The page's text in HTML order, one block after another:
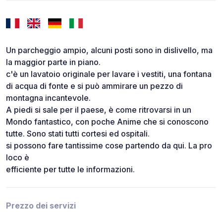
Un parcheggio ampio, alcuni posti sono in dislivello, ma
la maggior parte in piano.
c'è un lavatoio originale per lavare i vestiti, una fontana
di acqua di fonte e si può ammirare un pezzo di
montagna incantevole.
A piedi si sale per il paese, è come ritrovarsi in un
Mondo fantastico, con poche Anime che si conoscono
tutte. Sono stati tutti cortesi ed ospitali.
si possono fare tantissime cose partendo da qui. La pro
loco è
efficiente per tutte le informazioni.
Prezzo dei servizi